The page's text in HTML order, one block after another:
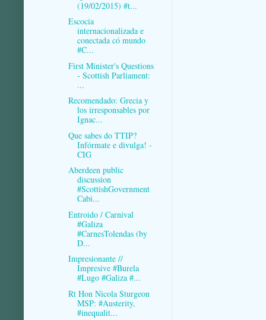
(19/02/2015) #t...
Escocia
internacionalizada e
conectada có mundo
#C...
First Minister's Questions
- Scottish Parliament:
...
Recomendado: Grecia y
los irresponsables por
Ignac...
Que sabes do TTIP?
Infórmate e divulga! -
CIG
Aberdeen public
discussion
#ScottishGovernment
Cabi...
Entroido / Carnival
#Galiza
#CarnesTolendas (by
D...
Impresionante //
Impresive #Burela
#Lugo #Galiza #...
Rt Hon Nicola Sturgeon
MSP: #Austerity,
#inequalit...